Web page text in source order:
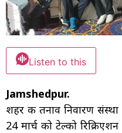
Listen to this
Jamshedpur.
शहर की तनाव निवारण
24 मार्च को टेल्को